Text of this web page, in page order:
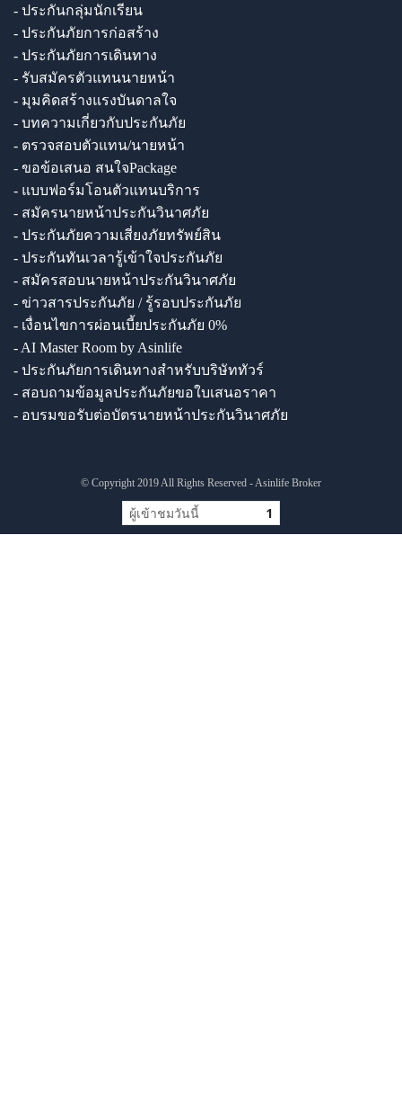
- ประกันกลุ่มนักเรียน
- ประกันภัยการก่อสร้าง
- ประกันภัยการเดินทาง
- รับสมัครตัวแทนนายหน้า
- มุมคิดสร้างแรงบันดาลใจ
- บทความเกี่ยวกับประกันภัย
- ตรวจสอบตัวแทน/นายหน้า
- ขอข้อเสนอ สนใจPackage
- แบบฟอร์มโอนตัวแทนบริการ
- สมัครนายหน้าประกันวินาศภัย
- ประกันภัยความเสี่ยงภัยทรัพย์สิน
- ประกันทันเวลารู้เข้าใจประกันภัย
- สมัครสอบนายหน้าประกันวินาศภัย
- ข่าวสารประกันภัย / รู้รอบประกันภัย
- เงื่อนไขการผ่อนเบี้ยประกันภัย 0%
- AI Master Room by Asinlife
- ประกันภัยการเดินทางสำหรับบริษัททัวร์
- สอบถามข้อมูลประกันภัยขอใบเสนอราคา
- อบรมขอรับต่อบัตรนายหน้าประกันวินาศภัย
© Copyright 2019 All Rights Reserved - Asinlife Broker
ผู้เข้าชมวันนี้ 1